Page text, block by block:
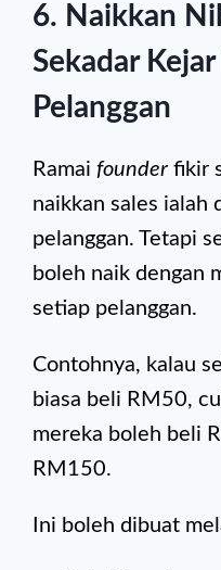
6. Naikkan
Sekadar
Pelanggan
Ramai founder fikir
naikkan sales ialah
pelanggan. Tetapi
boleh naik dengan
setiap pelanggan.
Contohnya, kalau
biasa beli RM50,
mereka boleh beli
RM150.
Ini boleh dibuat